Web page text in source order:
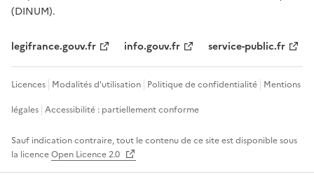
(DINUM).
legifrance.gouv.fr info.gouv.fr service-public.fr
Licences Modalités d'utilisation Politique de confidentialité Mentions
légales Accessibilité : partiellement conforme
Sauf indication contraire, tout le contenu de ce site est disponible sous
la licenceOpen Licence 2.0